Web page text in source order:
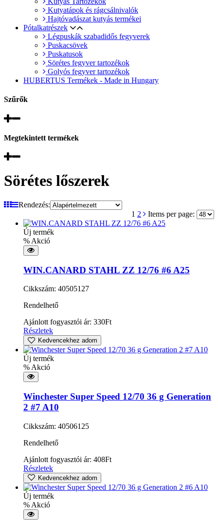
Kutyatápok és rágcsálnivalók
Hajtóvadászat kutyás termékei
Pótalkatrészek
Légpuskák szabadidős fegyverek
Puskacsövek
Puskatusok
Sörétes fegyver tartozékok
Golyós fegyver tartozékok
HUBERTUS Termékek - Made in Hungary
Szűrők
Megtekintett termékek
Sörétes lőszerek
Rendezés:
1 2 Items per page:
Új termék
% Akció
WIN.CANARD STAHL ZZ 12/76 #6 A25
Cikkszám: 40505127
Rendelhető
Ajánlott fogyasztói ár: 330Ft
Részletek
Kedvencekhez adom
Új termék
% Akció
Winchester Super Speed 12/70 36 g Generation
2 #7 A10
Cikkszám: 40506125
Rendelhető
Ajánlott fogyasztói ár: 408Ft
Részletek
Kedvencekhez adom
Új termék
% Akció